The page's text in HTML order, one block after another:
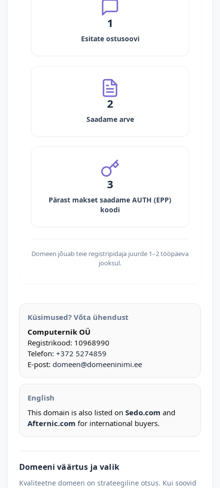
1
Esitate ostusoovi
2
Saadame arve
3
Pärast makset saadame AUTH (EPP)
koodi
Domeen jõuab teie registripidaja juurde 1–2 tööpäeva
jooksul.
Küsimused? Võta ühendust
Computernik OÜ
Registrikood: 10968990
Telefon: +372 5274859
E-post: domeen@domeeninimi.ee
English
This domain is also listed on Sedo.com and
Afternic.com for international buyers.
Domeeni väärtus ja valik
Kvaliteetne domeen on strateegiline otsus. Kui soovid